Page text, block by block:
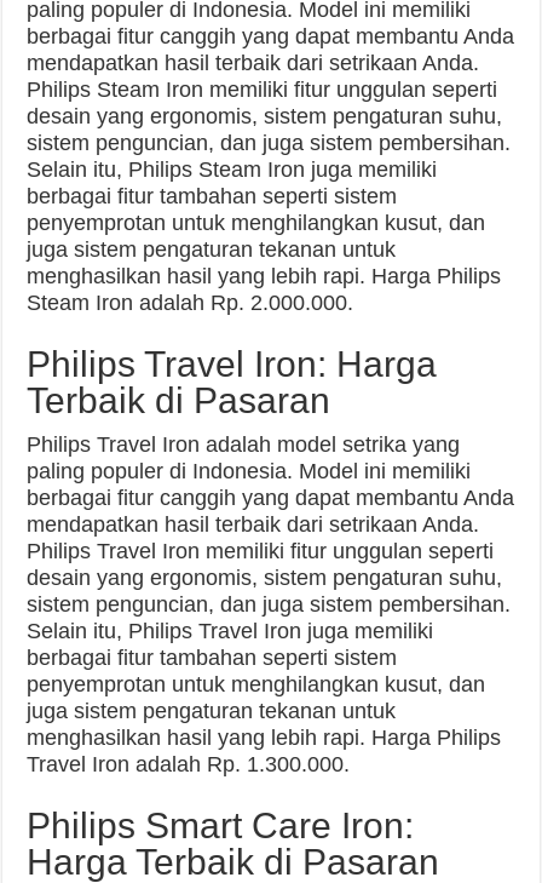
paling populer di Indonesia. Model ini memiliki
berbagai fitur canggih yang dapat membantu Anda
mendapatkan hasil terbaik dari setrikaan Anda.
Philips Steam Iron memiliki fitur unggulan seperti
desain yang ergonomis, sistem pengaturan suhu,
sistem penguncian, dan juga sistem pembersihan.
Selain itu, Philips Steam Iron juga memiliki
berbagai fitur tambahan seperti sistem
penyemprotan untuk menghilangkan kusut, dan
juga sistem pengaturan tekanan untuk
menghasilkan hasil yang lebih rapi. Harga Philips
Steam Iron adalah Rp. 2.000.000.
Philips Travel Iron: Harga
Terbaik di Pasaran
Philips Travel Iron adalah model setrika yang
paling populer di Indonesia. Model ini memiliki
berbagai fitur canggih yang dapat membantu Anda
mendapatkan hasil terbaik dari setrikaan Anda.
Philips Travel Iron memiliki fitur unggulan seperti
desain yang ergonomis, sistem pengaturan suhu,
sistem penguncian, dan juga sistem pembersihan.
Selain itu, Philips Travel Iron juga memiliki
berbagai fitur tambahan seperti sistem
penyemprotan untuk menghilangkan kusut, dan
juga sistem pengaturan tekanan untuk
menghasilkan hasil yang lebih rapi. Harga Philips
Travel Iron adalah Rp. 1.300.000.
Philips Smart Care Iron:
Harga Terbaik di Pasaran